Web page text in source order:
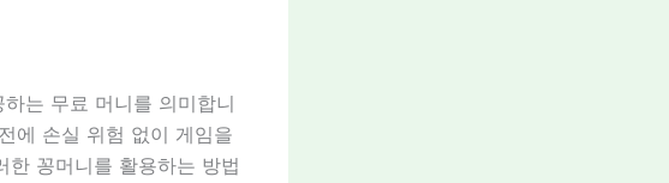
는 무료 머니를 의미합니
에 손실 위험 없이 게임을
한 꽁머니를 활용하는 방법